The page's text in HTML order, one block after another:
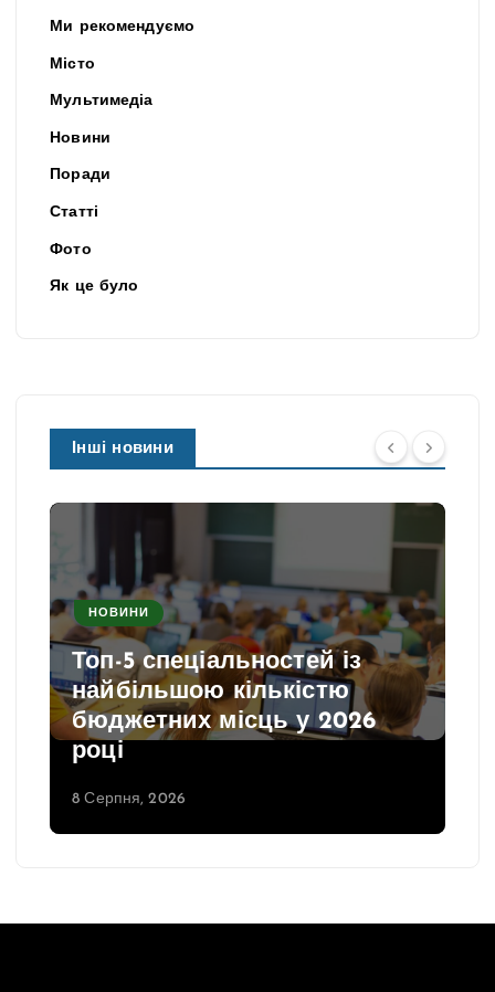
Ми рекомендуємо
Місто
Мультимедіа
Новини
Поради
Статті
Фото
Як це було
Інші новини
НОВИНИ
Топ-5 спеціальностей із
найбільшою кількістю
бюджетних місць у 2026
році
8 Серпня, 2026